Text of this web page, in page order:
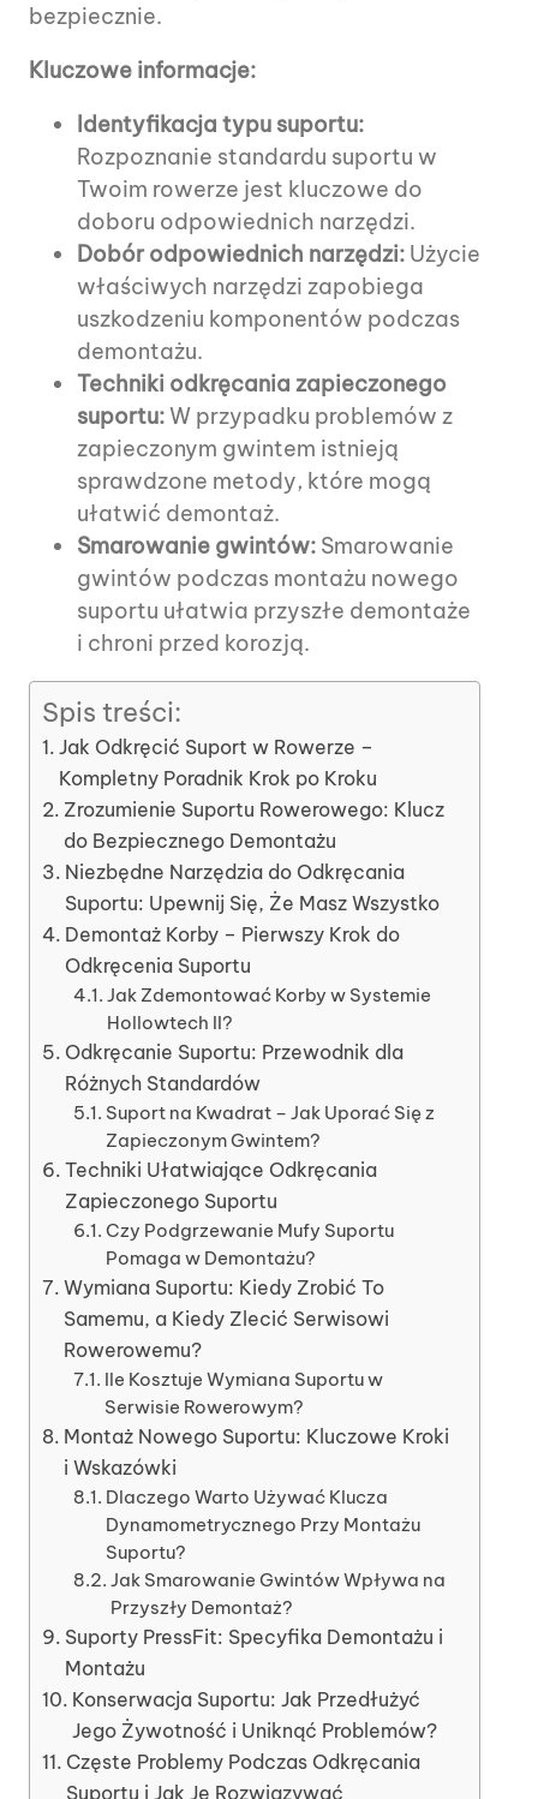
bezpiecznie.
Kluczowe informacje:
Identyfikacja typu suportu:
Rozpoznanie standardu suportu w
Twoim rowerze jest kluczowe do
doboru odpowiednich narzędzi.
Dobór odpowiednich narzędzi: Użycie
właściwych narzędzi zapobiega
uszkodzeniu komponentów podczas
demontażu.
Techniki odkręcania zapieczonego
suportu: W przypadku problemów z
zapieczonym gwintem istnieją
sprawdzone metody, które mogą
ułatwić demontaż.
Smarowanie gwintów: Smarowanie
gwintów podczas montażu nowego
suportu ułatwia przyszłe demontaże
i chroni przed korozją.
Spis treści:
Jak Odkręcić Suport w Rowerze –
Kompletny Poradnik Krok po Kroku
Zrozumienie Suportu Rowerowego: Klucz
do Bezpiecznego Demontażu
Niezbędne Narzędzia do Odkręcania
Suportu: Upewnij Się, Że Masz Wszystko
Demontaż Korby – Pierwszy Krok do
Odkręcenia Suportu
Jak Zdemontować Korby w Systemie
Hollowtech II?
Odkręcanie Suportu: Przewodnik dla
Różnych Standardów
Suport na Kwadrat – Jak Uporać Się z
Zapieczonym Gwintem?
Techniki Ułatwiające Odkręcania
Zapieczonego Suportu
Czy Podgrzewanie Mufy Suportu
Pomaga w Demontażu?
Wymiana Suportu: Kiedy Zrobić To
Samemu, a Kiedy Zlecić Serwisowi
Rowerowemu?
Ile Kosztuje Wymiana Suportu w
Serwisie Rowerowym?
Montaż Nowego Suportu: Kluczowe Kroki
i Wskazówki
Dlaczego Warto Używać Klucza
Dynamometrycznego Przy Montażu
Suportu?
Jak Smarowanie Gwintów Wpływa na
Przyszły Demontaż?
Suporty PressFit: Specyfika Demontażu i
Montażu
Konserwacja Suportu: Jak Przedłużyć
Jego Żywotność i Uniknąć Problemów?
Częste Problemy Podczas Odkręcania
Suportu i Jak Je Rozwiązywać